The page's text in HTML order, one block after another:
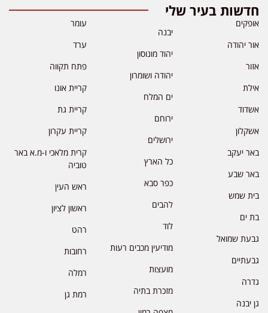
חדשות בעיר שלי
אופקים
אור יהודה
אזור
אילת
אשדוד
אשקלון
באר יעקב
באר שבע
בית שמש
בת ים
גבעת שמואל
גבעתיים
גדרה
גן יבנה
יבנה
יהוד מונוסון
יהודה ושומרון
ים המלח
ירוחם
ירושלים
כל הארץ
כפר סבא
להבים
לוד
מודיעין מכבים רעות
מועצות
מזכרת בתיה
עומר
ערד
פתח תקווה
קריית אונו
קריית גת
קריית עקרון
קרית מלאכי ו-מ.א באר
טוביה
ראש העין
ראשון לציון
רהט
רחובות
רמלה
רמת גן